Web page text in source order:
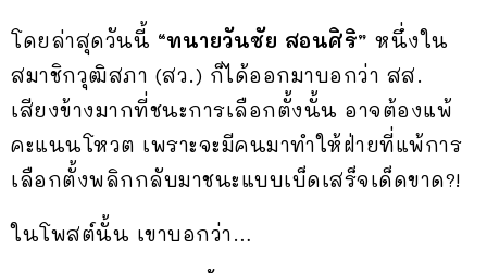
โดยล่าสุดวันนี้ “ทนายวันชัย สอนศิริ” หนึ่งใน
สมาชิกวุฒิสภา (สว.) ก็ได้ออกมาบอกว่า สส.
เสียงข้างมากที่ชนะการเลือกตั้งนั้น อาจต้องแพ้
คะแนนโหวต เพราะจะมีคนมาทำให้ฝ่ายที่แพ้การ
เลือกตั้งพลิกกลับมาชนะแบบเบ็ดเสร็จเด็ดขาด?!
ในโพสต์นั้น เขาบอกว่า…